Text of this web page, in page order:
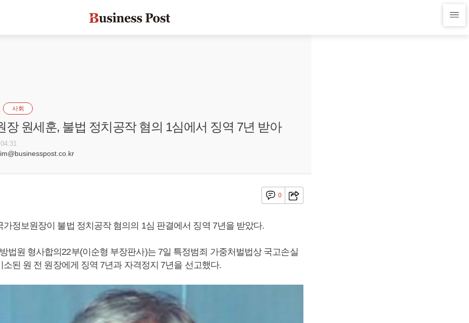
사회
장 원세훈, 불법 정치공작 혐의 1심에서 징역 7년 받아
0
가정보원장이 불법 정치공작 혐의의 1심 판결에서 징역 7년을 받았다.
법원 형사합의22부(이순형 부장판사)는 7일 특정범죄 가중처벌법상 국고손실
소된 원 전 원장에게 징역 7년과 자격정지 7년을 선고했다.